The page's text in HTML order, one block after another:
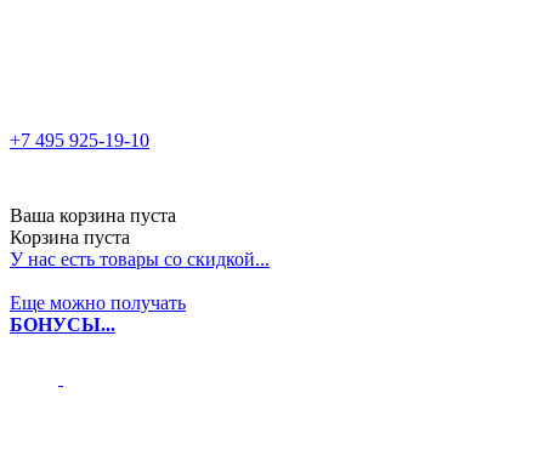
+7 495 925-19-10
Ваша корзина пуста
Корзина пуста
У нас есть товары со скидкой...
Еще можно получать
БОНУСЫ...